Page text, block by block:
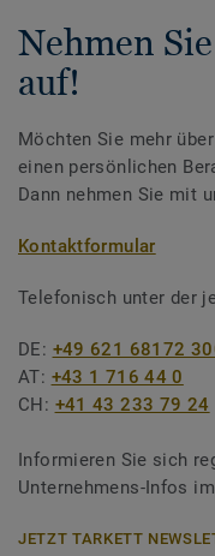
Nehmen
auf!
Möchten Sie mehr
einen persönlichen
Dann nehmen Sie mit
Kontaktformular
Telefonisch unter der
DE: +49 621 68172
AT: +43 1 716 44 0
CH: +41 43 233 79 24
Informieren Sie sich
Unternehmens-Infos
JETZT TARKETT